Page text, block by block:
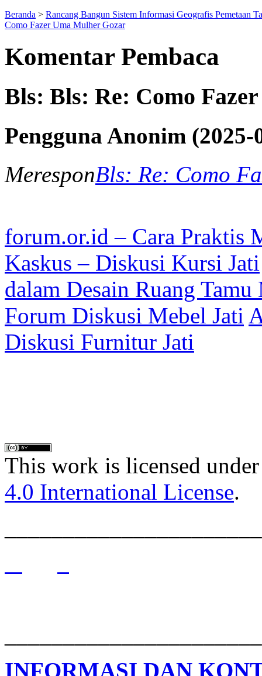
Beranda > Rancang Bangun Sistem Informasi Geografis Pemetaan
Como Fazer Uma Mulher Gozar
Komentar Pembaca
Bls: Bls: Re: Como
Pengguna Anonim (2025-
MeresponBls: Re: Como
forum.or.id – Cara Praktis
Kaskus – Diskusi Kursi Jati
dalam Desain Ruang
Forum Diskusi Mebel Jati
Diskusi Furnitur Jati
This work is licensed
4.0 International License.
INFORMASI DAN